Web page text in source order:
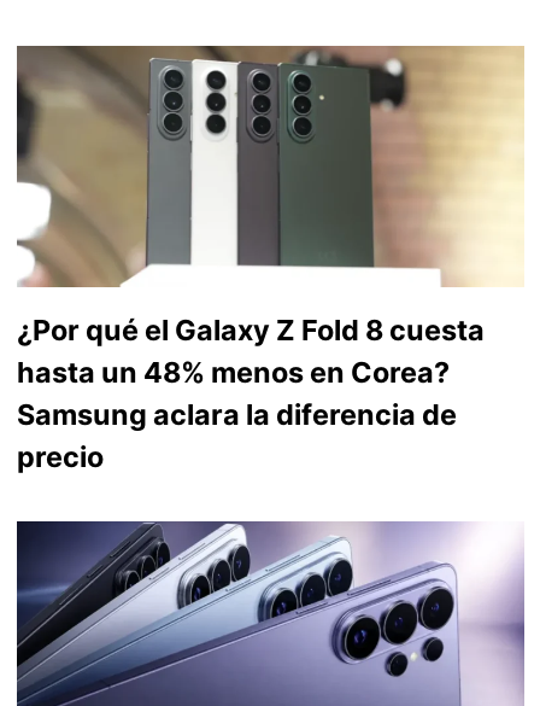
¿Por qué el Galaxy Z Fold 8 cuesta
hasta un 48% menos en Corea?
Samsung aclara la diferencia de
precio